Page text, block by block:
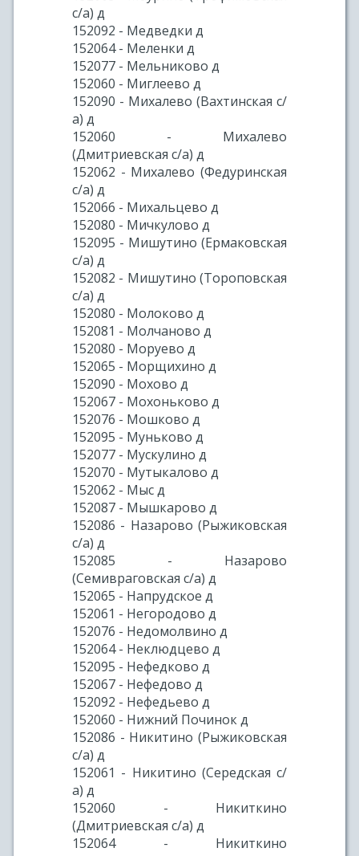
с/а) д
152092 - Медведки д
152064 - Меленки д
152077 - Мельниково д
152060 - Миглеево д
152090 - Михалево (Вахтинская с/
а) д
152060 - Михалево
(Дмитриевская с/а) д
152062 - Михалево (Федуринская
с/а) д
152066 - Михальцево д
152080 - Мичкулово д
152095 - Мишутино (Ермаковская
с/а) д
152082 - Мишутино (Тороповская
с/а) д
152080 - Молоково д
152081 - Молчаново д
152080 - Моруево д
152065 - Морщихино д
152090 - Мохово д
152067 - Мохоньково д
152076 - Мошково д
152095 - Муньково д
152077 - Мускулино д
152070 - Мутыкалово д
152062 - Мыс д
152087 - Мышкарово д
152086 - Назарово (Рыжиковская
с/а) д
152085 - Назарово
(Семивраговская с/а) д
152065 - Напрудское д
152061 - Негородово д
152076 - Недомолвино д
152064 - Неклюдцево д
152095 - Нефедково д
152067 - Нефедово д
152092 - Нефедьево д
152060 - Нижний Починок д
152086 - Никитино (Рыжиковская
с/а) д
152061 - Никитино (Середская с/
а) д
152060 - Никиткино
(Дмитриевская с/а) д
152064 - Никиткино